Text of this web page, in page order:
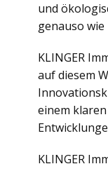
und
genauso
KLINGER
auf diesem
einem
KLINGER